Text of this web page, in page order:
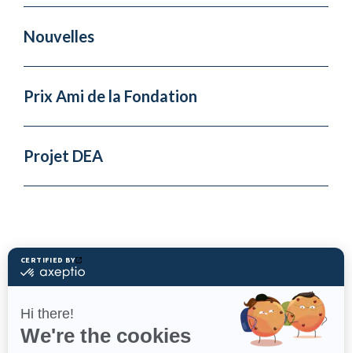
Nouvelles
Prix Ami de la Fondation
Projet DEA